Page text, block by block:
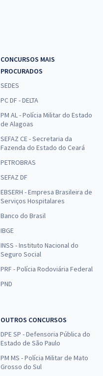
CONCURSOS MAIS
PROCURADOS
SEDES
PC DF - DELTA
PM AL - Polícia Militar do Estado
de Alagoas
SEFAZ CE - Secretaria da
Fazenda do Estado do Ceará
PETROBRAS
SEFAZ DF
EBSERH - Empresa Brasileira de
Serviços Hospitalares
Banco do Brasil
IBGE
INSS - Instituto Nacional do
Seguro Social
PRF - Polícia Rodoviária Federal
PND
OUTROS CONCURSOS
DPE SP - Defensoria Pública do
Estado de São Paulo
PM MS - Polícia Militar de Mato
Grosso do Sul